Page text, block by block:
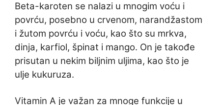
Beta-karoten se nalazi u mnogim voću i
povrću, posebno u crvenom, narandžastom
i žutom povrću i voću, kao što su mrkva,
dinja, karfiol, špinat i mango. On je takođe
prisutan u nekim biljnim uljima, kao što je
ulje kukuruza.
Vitamin A je važan za mnoge funkcije u